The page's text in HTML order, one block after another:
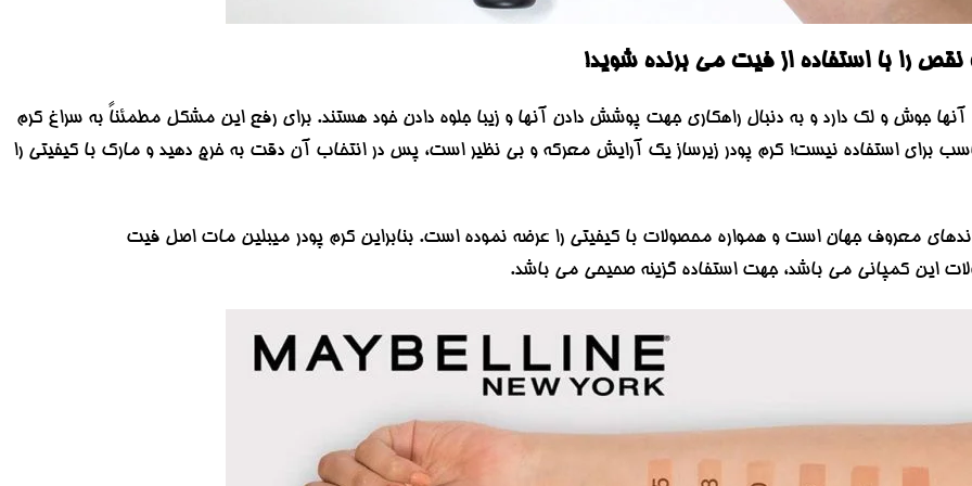
را با استفاده از فیت میبرنده شوید!
جوش و لک دارد و به دنبال راهکاری جهت پوشش دادن آنها و زیبا جلوه دادن خود هستند. برای رفع این مشکل مطمئناً به سراغ کرم
برای استفاده نیست! کرم پودر زیرساز یک آرایش معرکه و بی نظیر است، پس در انتخاب آن دقت به خرج دهید و مارک با کیفیتی را
معروف جهان است و همواره محصولات با کیفیتی را عرضه نموده است. بنابراین کرم پودر میبلین مات اصل فیت
این کمپانی می باشد، جهت استفاده گزینه صحیحی می باشد.